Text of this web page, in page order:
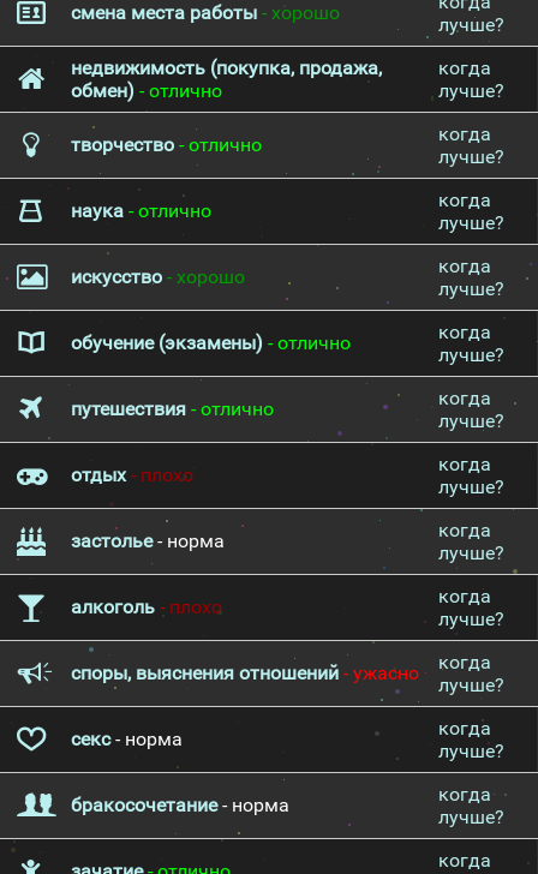
смена места работы - хорошо
лучше?
недвижимость (покупка, продажа,
обмен) - отлично
когда
лучше?
творчество - отлично
когда
лучше?
наука - отлично
когда
лучше?
искусство - хорошо
когда
лучше?
обучение (экзамены) - отлично
когда
лучше?
путешествия - отлично
когда
лучше?
отдых- плохо
когда
лучше?
застолье- норма
когда
лучше?
алкоголь - плохо
когда
лучше?
споры, выяснения отношений - ужасно
когда
лучше?
секс- норма
когда
лучше?
бракосочетание- норма
когда
лучше?
когда